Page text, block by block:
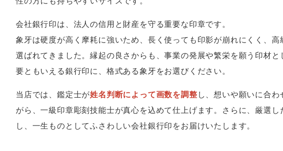
会社銀行印は、法人の信用と財産を守る重要な印章です。
象牙は硬度が高く摩耗に強いため、長く使っても印影が崩れにくく、高
選ばれてきました。縁起の良さからも、事業の発展や繁栄を願う印材
要ともいえる銀行印に、格式ある象牙をお選びください。
当店では、鑑定士が姓名判断によって画数を調整し、想いや願いに合
がら、一級印章彫刻技能士が真心を込めて仕上げます。さらに、厳選
し、一生ものとしてふさわしい会社銀行印をお届けいたします。